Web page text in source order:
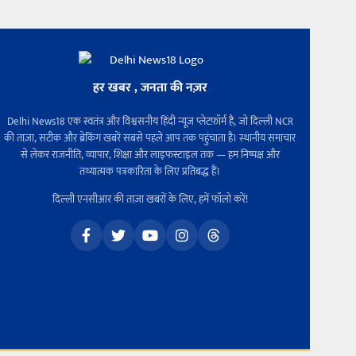
हर खबर , जनता की नज़र
Delhi News18 एक स्वतंत्र और विश्वसनीय हिंदी न्यूज़ प्लेटफ़ॉर्म है, जो दिल्ली NCR
की ताज़ा, सटीक और ब्रेकिंग खबरें सबसे पहले आप तक पहुंचाता है। स्थानीय समाचार
से लेकर राजनीति, व्यापार, शिक्षा और लाइफस्टाइल तक — हम निष्पक्ष और
तथ्यात्मक पत्रकारिता के लिए प्रतिबद्ध हैं।
दिल्ली एनसीआर की ताज़ा खबरों के लिए, हमें फॉलो करें!